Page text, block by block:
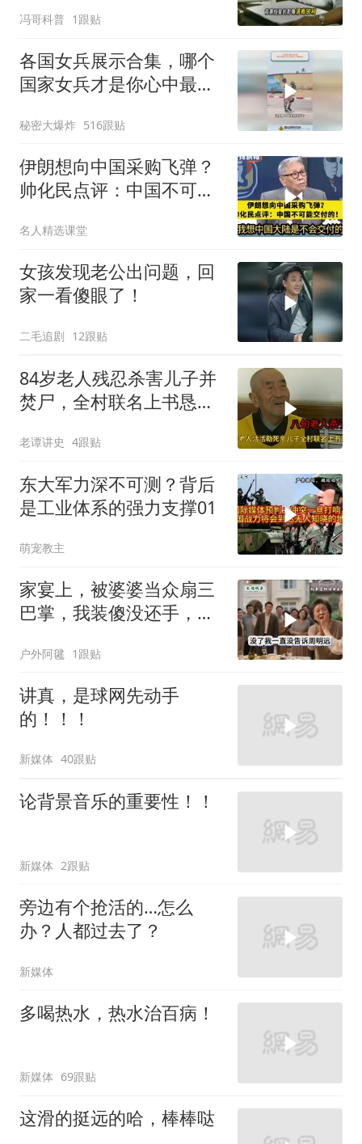
冯哥科普 1跟贴
各国女兵展示合集，哪个
国家女兵才是你心中最飒
秘密大爆炸 516跟贴
伊朗想向中国采购飞弹？
帅化民点评：中国不可能
名人精选课堂
女孩发现老公出问题，回
家一看傻眼了！
二毛追剧 12跟贴
84岁老人残忍杀害儿子并
焚尸，全村联名上书恳求
落泪
老谭讲史 4跟贴
东大军力深不可测？背后
是工业体系的强力支撑01
萌宠教主
家宴上，被婆婆当众扇三
巴掌，我装傻没还手，悄
夫全家10人被新户主请出
家门
户外阿毽 1跟贴
讲真，是球网先动手
的！！！
新媒体 40跟贴
论背景音乐的重要性！！
新媒体 2跟贴
旁边有个抢活的…怎么
办？人都过去了？
新媒体
多喝热水，热水治百病！
新媒体 69跟贴
这滑的挺远的哈，棒棒哒